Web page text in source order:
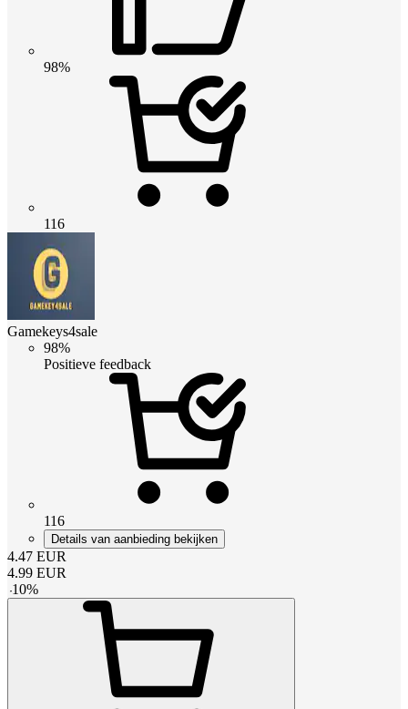
98%
116
Gamekeys4sale
98%
Positieve feedback
116
Details van aanbieding bekijken
4.47 EUR
4.99 EUR
-10%